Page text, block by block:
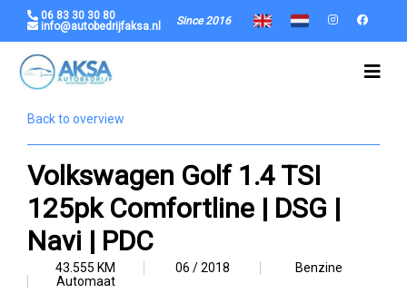
06 83 30 30 80
info@autobedrijfaksa.nl
Since 2016
Back to overview
Volkswagen Golf 1.4 TSI
125pk Comfortline | DSG |
Navi | PDC
43.555 KM 06 / 2018
Benzine
Automaat